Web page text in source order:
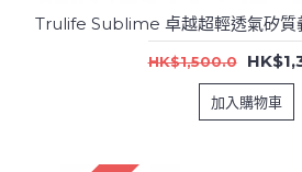
Trulife Sublime 卓越超輕透氣矽質
HK$1,500.0
加入購物車